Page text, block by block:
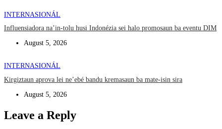
INTERNASIONÁL
Influensiadora na’in-tolu husi Indonézia sei halo promosaun ba eventu DIM
August 5, 2026
INTERNASIONÁL
Kirgiztaun aprova lei ne’ebé bandu kremasaun ba mate-isin sira
August 5, 2026
Leave a Reply